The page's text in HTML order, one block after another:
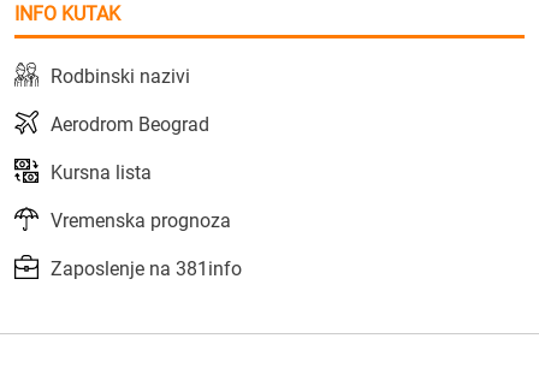
INFO KUTAK
Rodbinski nazivi
Aerodrom Beograd
Kursna lista
Vremenska prognoza
Zaposlenje na 381info